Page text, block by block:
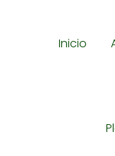
Inicio